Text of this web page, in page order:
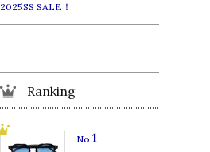
2025SS SALE！
Ranking
No.1